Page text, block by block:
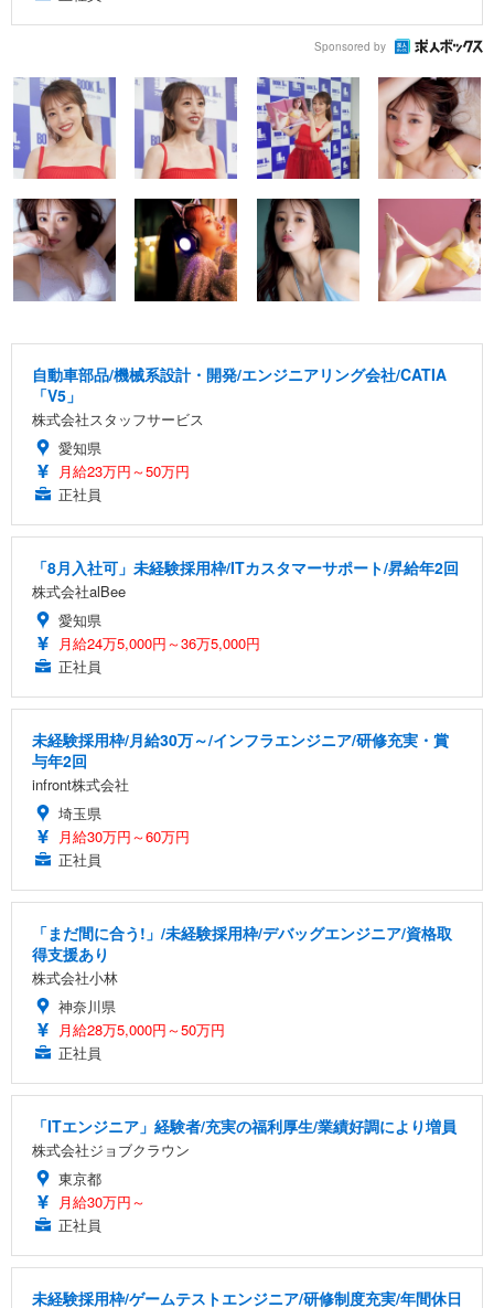
Sponsored by
自動車部品/機械系設計・開発/エンジニアリング会社/CATIA
「V5」
株式会社スタッフサービス
愛知県
月給23万円～50万円
正社員
「8月入社可」未経験採用枠/ITカスタマーサポート/昇給年2回
株式会社alBee
愛知県
月給24万5,000円～36万5,000円
正社員
未経験採用枠/月給30万～/インフラエンジニア/研修充実・賞
与年2回
infront株式会社
埼玉県
月給30万円～60万円
正社員
「まだ間に合う!」/未経験採用枠/デバッグエンジニア/資格取
得支援あり
株式会社小林
神奈川県
月給28万5,000円～50万円
正社員
「ITエンジニア」経験者/充実の福利厚生/業績好調により増員
株式会社ジョブクラウン
東京都
月給30万円～
正社員
未経験採用枠/ゲームテストエンジニア/研修制度充実/年間休日